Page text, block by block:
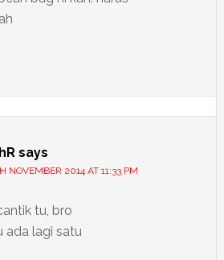
says
NOVEMBER 2014 AT 11:33 PM
tu, bro
ada lagi satu